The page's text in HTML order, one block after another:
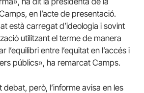
en l’acte de presentació.
està carregat d’ideologia i sovint
utilitzant el terme de manera
l’equilibri entre l’equitat en l’accés i
públics», ha remarcat Camps.
però, l’informe avisa en les